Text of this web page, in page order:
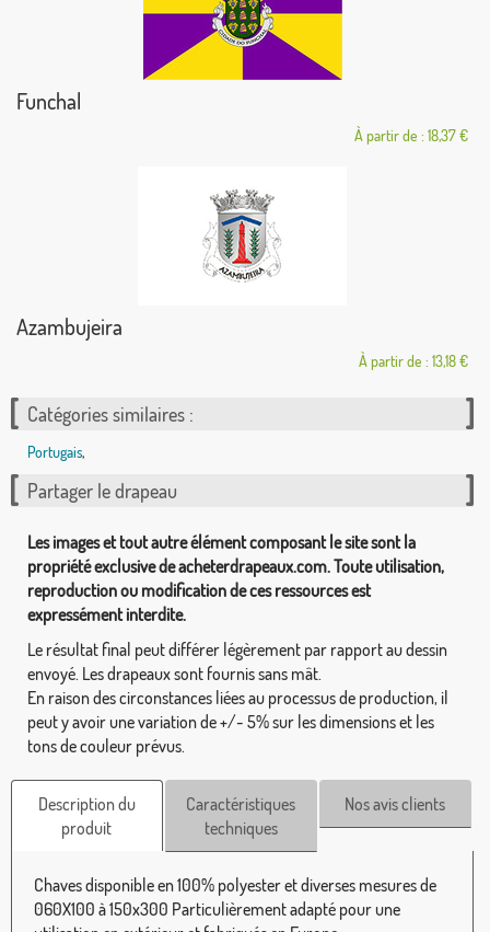
Funchal
À partir de : 18,37 €
Azambujeira
À partir de : 13,18 €
Catégories similaires :
Portugais,
Partager le drapeau
Les images et tout autre élément composant le site sont la
propriété exclusive de acheterdrapeaux.com. Toute utilisation,
reproduction ou modification de ces ressources est
expressément interdite.
Le résultat final peut différer légèrement par rapport au dessin
envoyé. Les drapeaux sont fournis sans mât.
En raison des circonstances liées au processus de production, il
peut y avoir une variation de +/- 5% sur les dimensions et les
tons de couleur prévus.
Description du
produit
Caractéristiques
techniques
Nos avis clients
Chaves disponible en 100% polyester et diverses mesures de
060X100 à 150x300 Particulièrement adapté pour une